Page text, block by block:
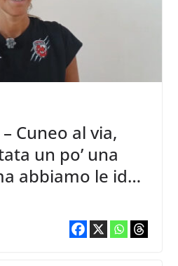
Cuneo al via,
un po’ una
abbiamo le idee
vogliamo fare”